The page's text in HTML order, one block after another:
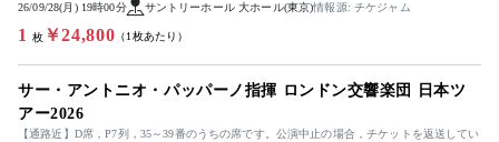
26/09/28(月) 19時00分 サントリーホール 大ホール(東京)情報源: チケジャム
1 枚￥24,800 （1枚あたり）
サー・アントニオ・パッパーノ指揮 ロンドン交響楽団 日本ツ
アー2026
【通路近】D席，P7列，35～39番のうちの席です。公演中止の場合，チケットを返送してい